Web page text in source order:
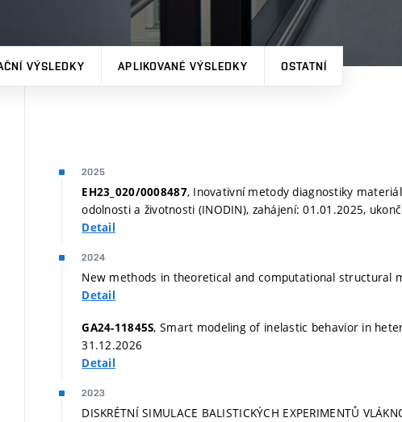
VÝSLEDKY APLIKOVANÉ VÝSLEDKY OSTATNÍ
2025
EH23_020/0008487, Inovativní metody diagnostiky
odolnosti a životnosti (INODIN), zahájení: 01.01.2025,
Detail
2024
New methods in theoretical and computational structural
Detail
GA24-11845S, Smart modeling of inelastic behavior in
31.12.2026
Detail
2023
DISKRÉTNÍ SIMULACE BALISTICKÝCH EXPERIMENTŮ